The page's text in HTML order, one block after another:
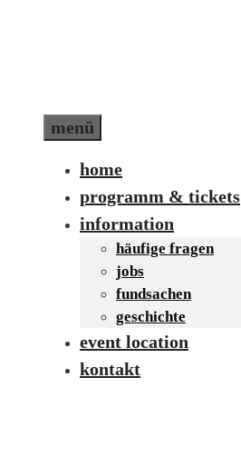
menü
home
programm & tickets
information
häufige fragen
jobs
fundsachen
geschichte
event location
kontakt